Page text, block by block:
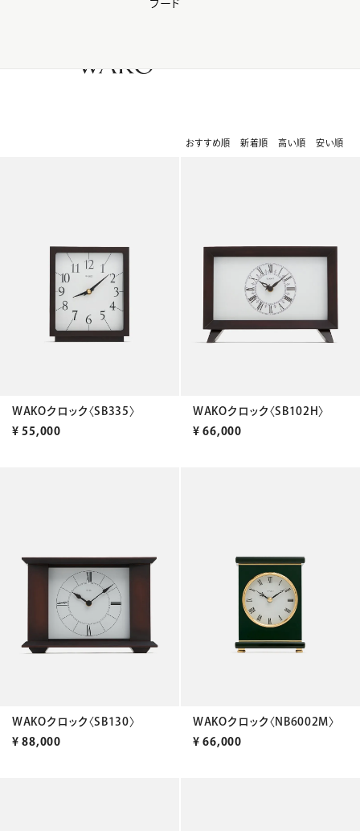
【会員様限定】夏のプレゼントキャンペーン開催中
フード
おすすめ順 新着順 高い順 安い順
WAKOクロック〈SB335〉
¥ 55,000
WAKOクロック〈SB102H〉
¥ 66,000
WAKOクロック〈SB130〉
¥ 88,000
WAKOクロック〈NB6002M〉
¥ 66,000